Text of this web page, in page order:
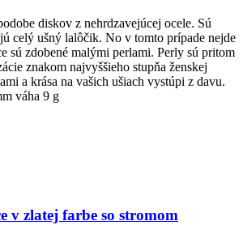
diskov z nehrdzavejúcej ocele. Sú
celý ušný lalôčik. No v tomto prípade nejde
sú zdobené malými perlami. Perly sú pritom
znakom najvyššieho stupňa ženskej
a krása na vašich ušiach vystúpi z davu.
váha 9 g
v zlatej farbe so stromom